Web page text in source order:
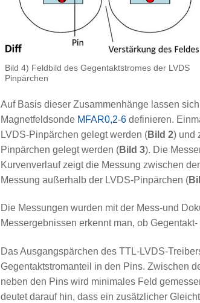
Bild 4) Feldbild des Gegentaktstromes der LVDS
Pinpärchen
Auf Basis dieser Zusammenhänge lassen
Magnetfeldsonde MFAR0,2-6 definieren.
LVDS-Pinpärchen gelegt werden (Bild 2) und
Pinpärchen gelegt werden (Bild 3). Die
Kurvenverlauf zeigt die Messung zwischen
Messung außerhalb der LVDS-Pinpärchen (
Die Messungen wurden mit der Mess-und
Messergebnissen erkennt man, ob
Das Ausgangspärchen des TTL-LVDS-
Gegentaktstromanteil in den Pins. Zwischen
neben den Pins wird minimales Feld
deutet darauf hin, dass ein zusätzlicher